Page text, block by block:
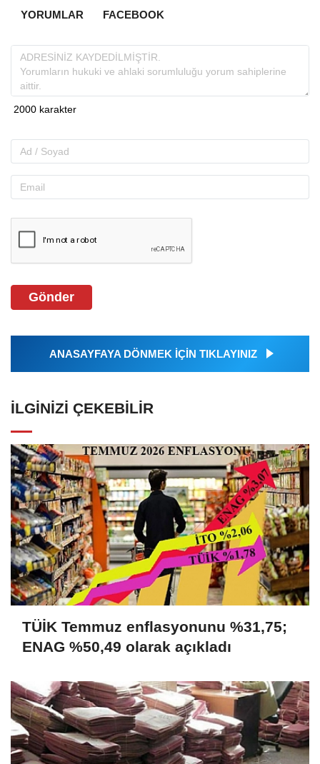
YORUMLAR FACEBOOK
Gönder
ANASAYFAYA DÖNMEK İÇİN TIKLAYINIZ
İLGINIZI ÇEKEBILIR
TÜİK Temmuz enflasyonunu %31,75;
ENAG %50,49 olarak açıkladı